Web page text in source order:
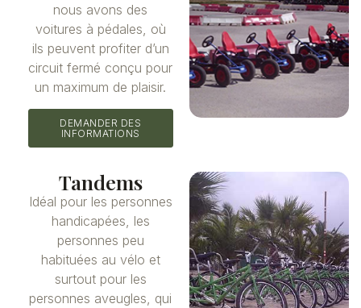
nous avons des
voitures à pédales, où
ils peuvent profiter d’un
circuit fermé conçu pour
un maximum de plaisir.
DEMANDER DES
INFORMATIONS
Tandems
Idéal pour les personnes
handicapées, les
personnes peu
habituées au vélo et
surtout pour les
personnes aveugles, qui